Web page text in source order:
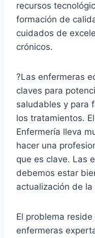
recursos
formación de
cuidados de
crónicos.
?Las enfermeras
claves para
saludables y para
los tratamientos.
Enfermería lleva
hacer una
que es clave. Las
debemos estar
actualización de
El problema
enfermeras